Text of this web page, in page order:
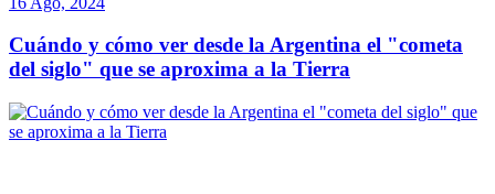
Cuándo y cómo ver desde la Argentina el "cometa
del siglo" que se aproxima a la Tierra